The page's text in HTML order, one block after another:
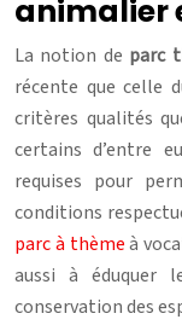
animalier
La notion de parc
récente que celle
critères qualités
certains d’entre
requises pour
conditions
parc à thèmeà
aussi à
conservation des